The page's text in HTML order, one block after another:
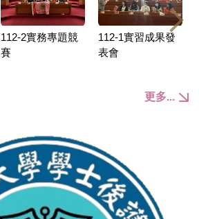
112-2實務專題競
賽
112-1實習成果發
表會
更多...